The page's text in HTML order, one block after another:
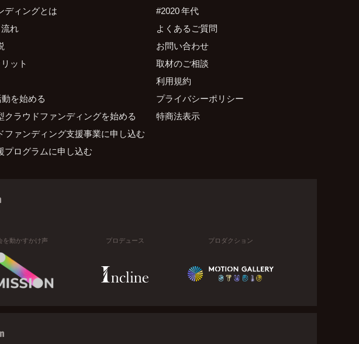
ディングとは
れ
ット
を始める
クラウドファンディングを始める
ファンディング支援事業に申し込む
プログラムに申し込む
#2020 年代
よくあるご質問
お問い合わせ
取材のご相談
利用規約
プライバシーポリシー
特商法表示
を動かすかけ声 プロデュース プロダクション